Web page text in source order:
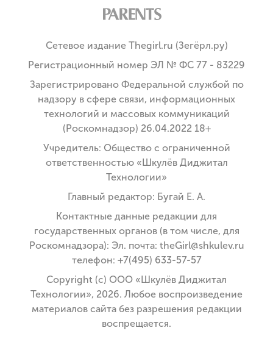
Сетевое издание Thegirl.ru (Зегёрл.ру)
Регистрационный номер ЭЛ № ФС 77 - 83229
Зарегистрировано Федеральной службой по
надзору в сфере связи, информационных
технологий и массовых коммуникаций
(Роскомнадзор) 26.04.2022 18+
Учредитель: Общество с ограниченной
ответственностью «Шкулёв Диджитал
Технологии»
Главный редактор: Бугай Е. А.
Контактные данные редакции для
государственных органов (в том числе, для
Роскомнадзора): Эл. почта: theGirl@shkulev.ru
телефон: +7(495) 633-57-57
Copyright (с) ООО «Шкулёв Диджитал
Технологии», 2026. Любое воспроизведение
материалов сайта без разрешения редакции
воспрещается.